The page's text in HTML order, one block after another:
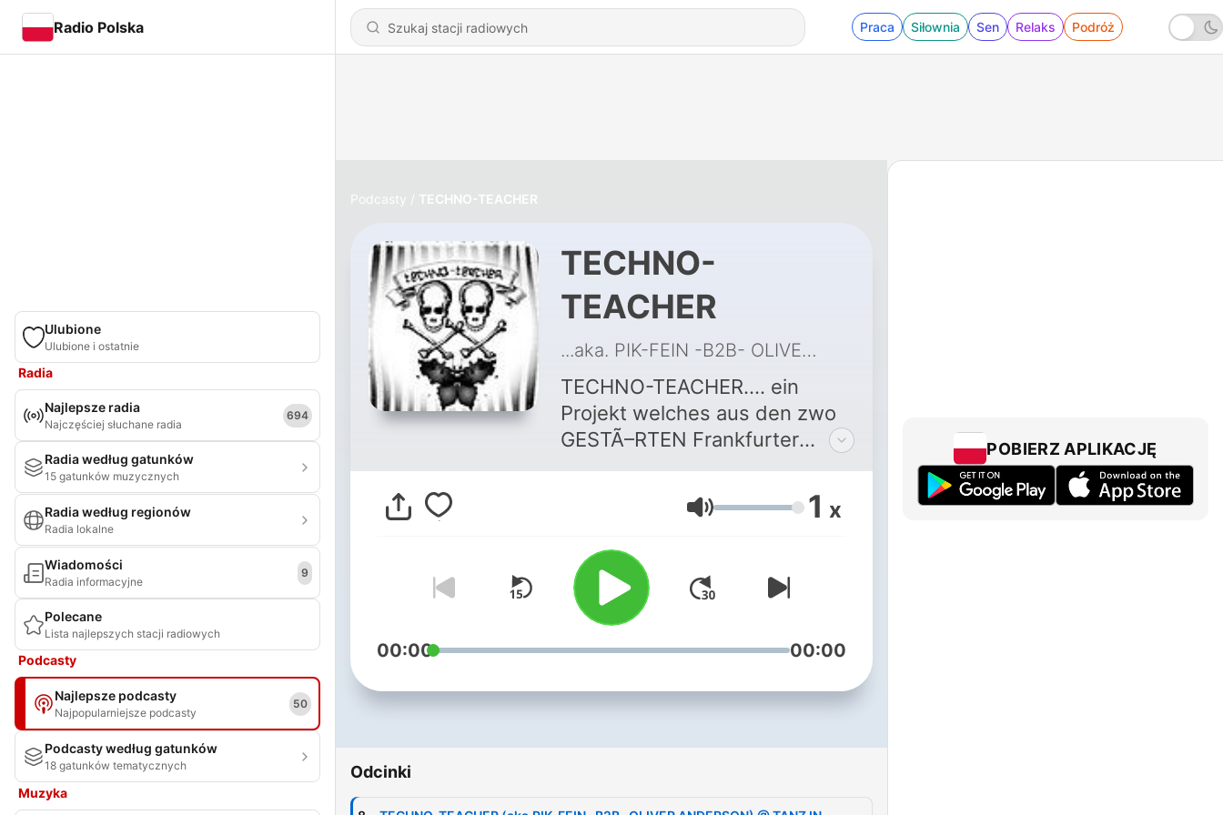
Radio Polska Praca Siłownia Sen Relaks Podróż
Ulubione
Ulubione i ostatnie
Radia
Najlepsze radia
Najczęściej słuchane radia
694
Radia według gatunków
15 gatunków muzycznych
Radia według regionów
Radia lokalne
Wiadomości
Radia informacyjne
9
Polecane
Lista najlepszych stacji radiowych
Podcasty
Najlepsze podcasty
Najpopularniejsze podcasty
50
Podcasty według gatunków
18 gatunków tematycznych
Muzyka
Podcasty TECHNO-TEACHER
TECHNO-
TEACHER
...aka. PIK-FEIN -B2B- OLIVER ANDERSON
TECHNO-TEACHER.... ein
Projekt welches aus den zwo
GESTÃ–RTEN Frankfurter
TECHNO-DJs "PIK-FEIN" und
"OLIVER ANDERSON" besteht
und GUUUDE LAUNE
GARANTIERT !
Głośność 1 x
00:00 00:00
Odcinki
POBIERZ APLIKACJĘ